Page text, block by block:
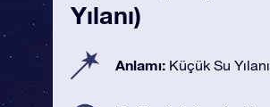
Yılanı)
Anlamı: Küçük Su Yılanı